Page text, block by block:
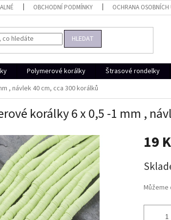
OBCHODNÍ PODMÍNKY OCHRANA OSOBNÍCH
HLEDAT
Polymerové korálky Štrasové rondelky
, návlek 40 cm, cca 300 korálků
korálky 6 x 0,5 -1 mm ,
19
cena:
Můžeme